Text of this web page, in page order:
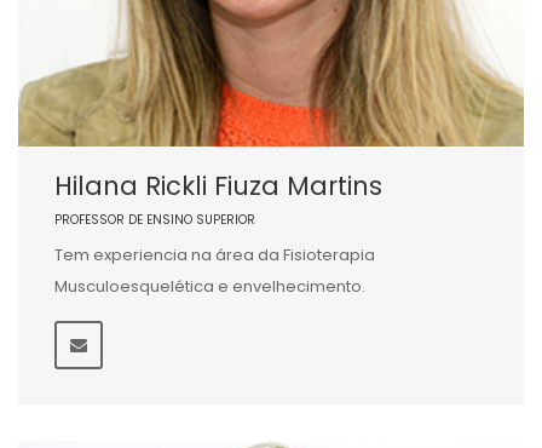
Hilana Rickli Fiuza Martins
PROFESSOR DE ENSINO SUPERIOR
Tem experiencia na área da Fisioterapia
Musculoesquelética e envelhecimento.